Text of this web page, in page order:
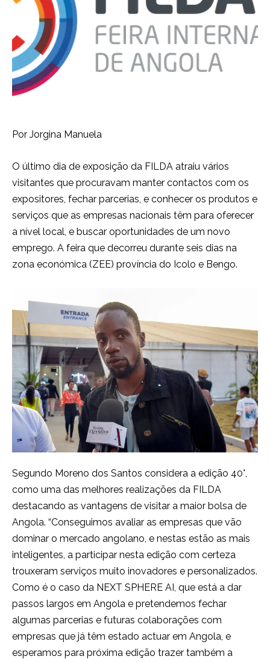
Por Jorgina Manuela
O último dia de exposição da FILDA atraiu vários
visitantes que procuravam manter contactos com os
expositores, fechar parcerias, e conhecer os produtos e
serviços que as empresas nacionais têm para oferecer
a nível local, e buscar oportunidades de um novo
emprego. A feira que decorreu durante seis dias na
zona económica (ZEE) província do Icolo e Bengo.
Segundo Moreno dos Santos considera a edição 40°,
como uma das melhores realizações da FILDA
destacando as vantagens de visitar a maior bolsa de
Angola. “Conseguimos avaliar as empresas que vão
dominar o mercado angolano, e nestas estão as mais
inteligentes, a participar nesta edição com certeza
trouxeram serviços muito inovadores e personalizados.
Como é o caso da NEXT SPHERE AI, que está a dar
passos largos em Angola e pretendemos fechar
algumas parcerias e futuras colaborações com
empresas que já têm estado actuar em Angola, e
esperamos para próxima edição trazer também a